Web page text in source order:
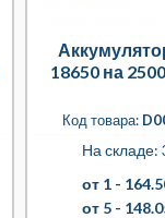
18650 на
Код товара:
На складе:
от 1 -
от 5 -